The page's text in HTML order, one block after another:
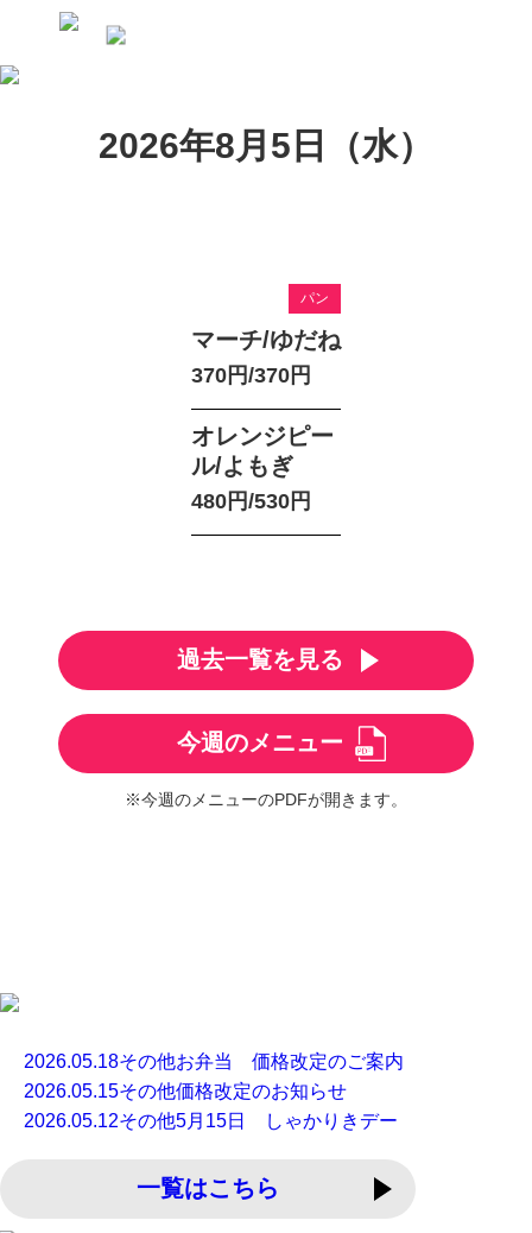
2026年8月5日（水）
パン
マーチ/ゆだね
370円/370円
オレンジピー
ル/よもぎ
480円/530円
過去一覧を見る
今週のメニュー
※今週のメニューのPDFが開きます。
2026.05.18その他お弁当 価格改定のご案内
2026.05.15その他価格改定のお知らせ
2026.05.12その他5月15日 しゃかりきデー
一覧はこちら